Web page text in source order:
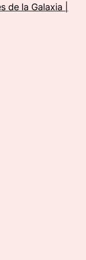
de la Galaxia |